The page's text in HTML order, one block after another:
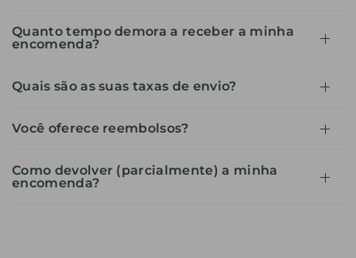
Quanto tempo demora a receber a minha
encomenda?
Quais são as suas taxas de envio?
Você oferece reembolsos?
Como devolver (parcialmente) a minha
encomenda?